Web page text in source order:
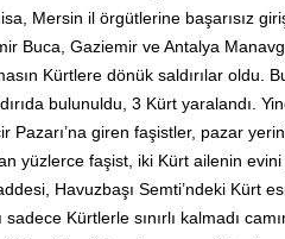
Mersin il örgütlerine başarısız
Buca, Gaziemir ve Antalya
Kürtlere dönük saldırılar oldu.
bulunuldu, 3 Kürt yaralandı.
Pazarı’na giren faşistler, pazar
yüzlerce faşist, iki Kürt ailenin evini
Havuzbaşı Semti’ndeki Kürt
sadece Kürtlerle sınırlı kalmadı